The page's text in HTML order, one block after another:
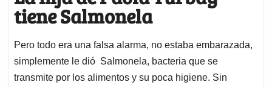
tiene Salmonela
Pero todo era una falsa alarma, no estaba embarazada,
simplemente le dió Salmonela, bacteria que se
transmite por los alimentos y su poca higiene. Sin